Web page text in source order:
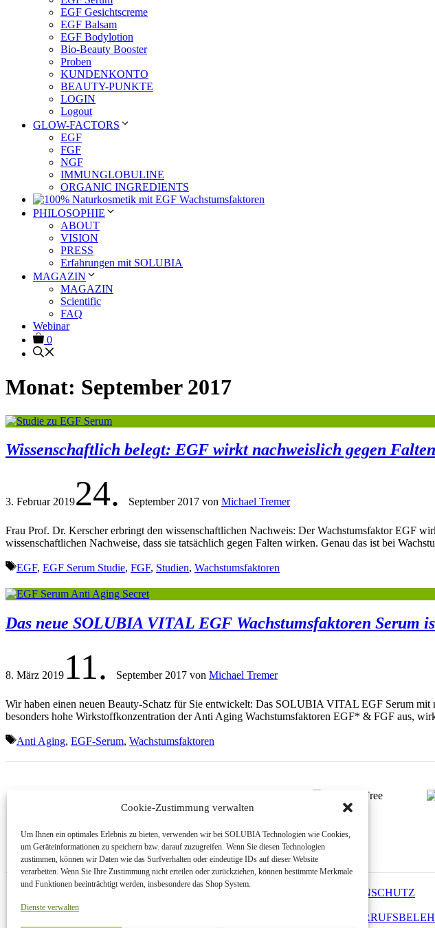
Cookie-Zustimmung verwalten
Um Ihnen ein optimales Erlebnis zu bieten, verwenden wir bei SOLUBIA Technologien wie Cookies,
um Geräteinformationen zu speichern bzw. darauf zuzugreifen. Wenn Sie diesen Technologien
zustimmen, können wir Daten wie das Surfverhalten oder eindeutige IDs auf dieser Website
verarbeiten. Wenn Sie Ihre Zustimmung nicht erteilen oder zurückziehen, können bestimmte Merkmale
und Funktionen beeinträchtigt werden, insbesondere das Shop System.
Dienste verwalten
EGF Gesichtscreme
EGF Balsam
EGF Bodylotion
Bio-Beauty Booster
Proben
KUNDENKONTO
BEAUTY-PUNKTE
LOGIN
Logout
GLOW-FACTORS
EGF
FGF
NGF
IMMUNGLOBULINE
ORGANIC INGREDIENTS
PHILOSOPHIE
ABOUT
VISION
PRESS
Erfahrungen mit SOLUBIA
MAGAZIN
MAGAZIN
Scientific
FAQ
Webinar
0
Monat: September 2017
Wissenschaftlich belegt: EGF wirkt nachweislich gegen
3. Februar 201924. September 2017 von Michael Tremer
Frau Prof. Dr. Kerscher erbringt den wissenschaftlichen Nachweis: Der Wachstumsfaktor EGF
wissenschaftlichen Nachweise, dass sie tatsächlich gegen Falten wirken. Genau das ist bei
Schlagwörter
EGF, EGF Serum Studie, FGF, Studien, Wachstumsfaktoren
Das neue SOLUBIA VITAL EGF Wachstumsfaktoren Serum
8. März 2019 11. September 2017 von Michael Tremer
Wir haben einen neuen Beauty-Schatz für Sie entwickelt: Das SOLUBIA VITAL EGF Serum
besonders hohe Wirkstoffkonzentration der Anti Aging Wachstumsfaktoren EGF* & FGF aus,
Schlagwörter
Anti Aging, EGF-Serum, Wachstumsfaktoren
© MEDI CINE GMBH, 2020
KONTAKT
DATENSCHUTZ